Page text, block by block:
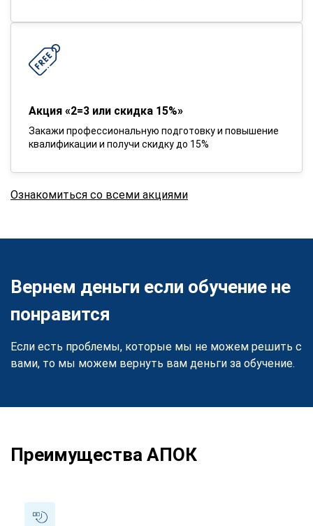
Акция «2=3 или скидка 15%»
Закажи профессиональную подготовку и повышение
квалификации и получи скидку до 15%
Ознакомиться со всеми акциями
Вернем деньги если обучение не
понравится
Если есть проблемы, которые мы не можем решить с
вами, то мы можем вернуть вам деньги за обучение.
Преимущества АПОК